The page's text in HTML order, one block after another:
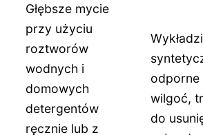
Głębsze mycie
przy użyciu
roztworów
wodnych i
domowych
detergentów
ręcznie lub z
odporne
wilgoć,
do